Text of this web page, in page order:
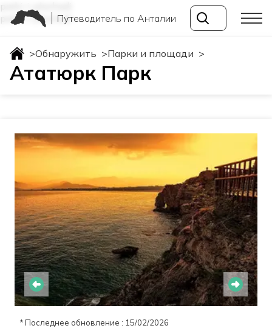
parki-i-ploshadi
parki-i-ploshadiПутеводитель по Анталии
>Обнаружить >Парки и площади >
Ататюрк Парк
* Последнее обновление : 15/02/2026